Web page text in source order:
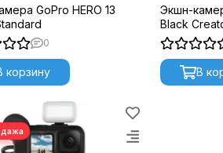
GoPro HERO 13
0
корзину
Экшн-
Black
В